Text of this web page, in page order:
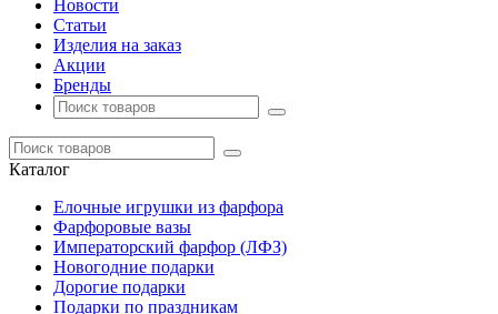
Новости
Статьи
Изделия на заказ
Акции
Бренды
Каталог
Елочные игрушки из фарфора
Фарфоровые вазы
Императорский фарфор (ЛФЗ)
Новогодние подарки
Дорогие подарки
Подарки по праздникам